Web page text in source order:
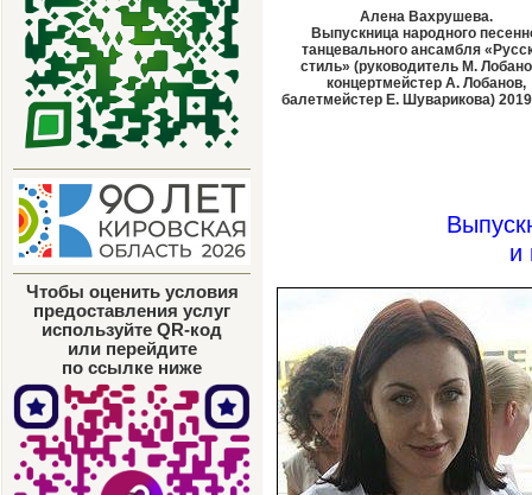
Чтобы оценить условия
предоставления услуг
используйте QR-код
или перейдите
по ссылке ниже
Алена Вахрушева.
Выпускница народного
танцевального ансамбля
стиль» (руководитель М.
концертмейстер А. Лобанов,
балетмейстер Е. Шуварикова)
и